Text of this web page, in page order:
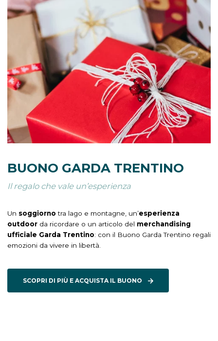
BUONO GARDA TRENTINO
Il regalo che vale un’esperienza
Un soggiorno tra lago e montagne, un’esperienza
outdoor da ricordare o un articolo del merchandising
ufficiale Garda Trentino: con il Buono Garda Trentino regali
emozioni da vivere in libertà.
SCOPRI DI PIÙ E ACQUISTA IL BUONO